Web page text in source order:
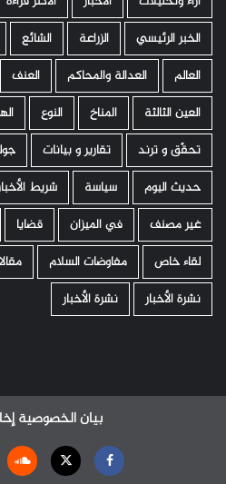
الخبر الرئيسي
الزراعة الشائع
العالم
العدالة والمحاكم العنف
العين الثالثة
المناخ النوع
تحقّق و ترند
تقارير و بيانات
حديث اليوم
سياسة شريط
غير مصنف
في الميزان قضايا
لقاء خاص
مفاوضات السلام
نشرة الأخبار
نشرة الأخبار
بيان الخصوصية
Facebook
Twitter